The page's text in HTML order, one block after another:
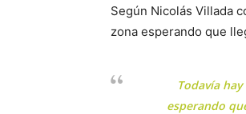
Según Nicolás Villada
zona esperando que
Todavía
esperando